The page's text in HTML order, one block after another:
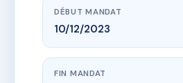
DÉBUT MANDAT
10/12/2023
FIN MANDAT